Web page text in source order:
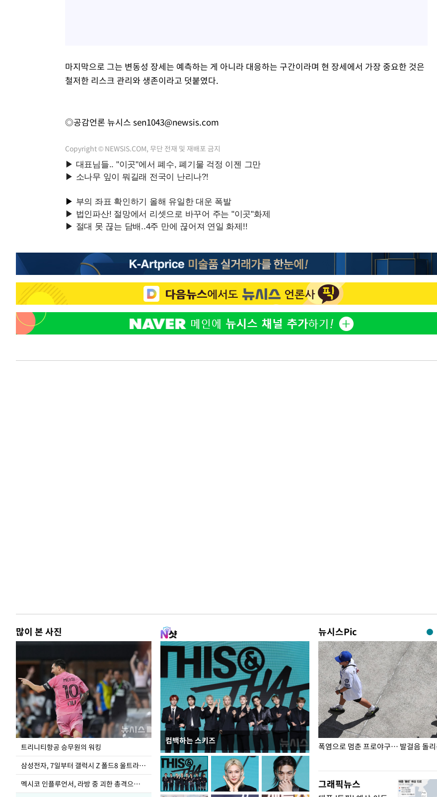
마지막으로 그는 변동성 장세는 예측하는 게 아니라 대응하는 구간이라며 현 장세에서 가장 중요한 것은
철저한 리스크 관리와 생존이라고 덧붙였다.
◎공감언론 뉴시스 sen1043@newsis.com
Copyright © NEWSIS.COM, 무단 전재 및 재배포 금지
많이 본 사진
트리니티항공 승무원의 워킹
삼성전자, 7일부터 갤럭시 Z 폴드8 울트라·폴드8·플립8 출시
멕시코 인플루언서, 라방 중 괴한 총격으로 사망
컴백하는 스키즈
뉴시스Pic
입추 하루 앞둔 전남광주… 열화상 카메라에 담긴
폭염
폭염으로 멈춘 프로야구… 발걸음 돌
그래픽뉴스